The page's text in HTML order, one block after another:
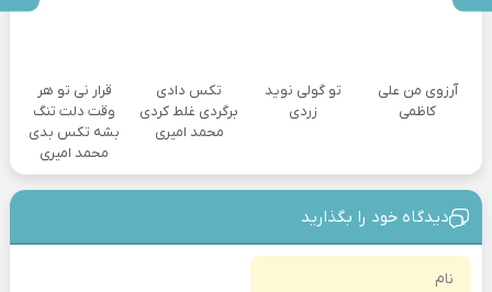
آرزوی من علی
کاظمی
تو گولی نوید
زردی
تکس دادی
برگردی غلط کردی
محمد امیری
قرار نی تو هر
وقت دلت تنگ
بشه تکس بدی
محمد امیری
دیدگاه خود را بگذارید